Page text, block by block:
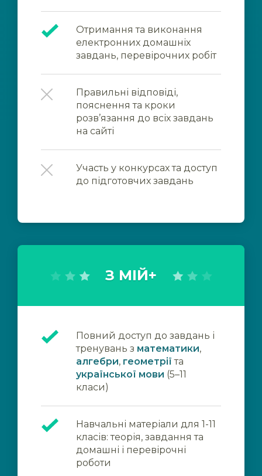
Отримання та виконання
електронних домашніх
завдань, перевірочних робіт
Правильні відповіді,
пояснення та кроки
розв’язання до всіх завдань
на сайті
Участь у конкурсах та доступ
до підготовчих завдань
З МІЙ+
Повний доступ до завдань і
тренувань з математики,
алгебри, геометрії та
української мови (5–11
класи)
Навчальні матеріали для 1-11
класів: теорія, завдання та
домашні і перевірочні
роботи